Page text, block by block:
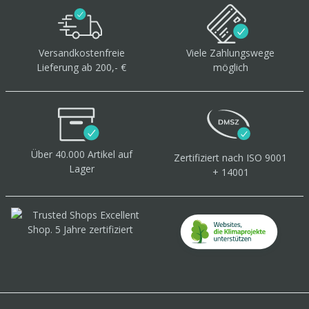
Versandkostenfreie
Lieferung ab 200,- €
Viele Zahlungswege
möglich
Über 40.000 Artikel auf
Lager
Zertifiziert nach ISO 9001
+ 14001